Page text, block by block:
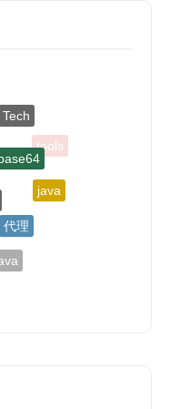
Tech
java
programming
代理